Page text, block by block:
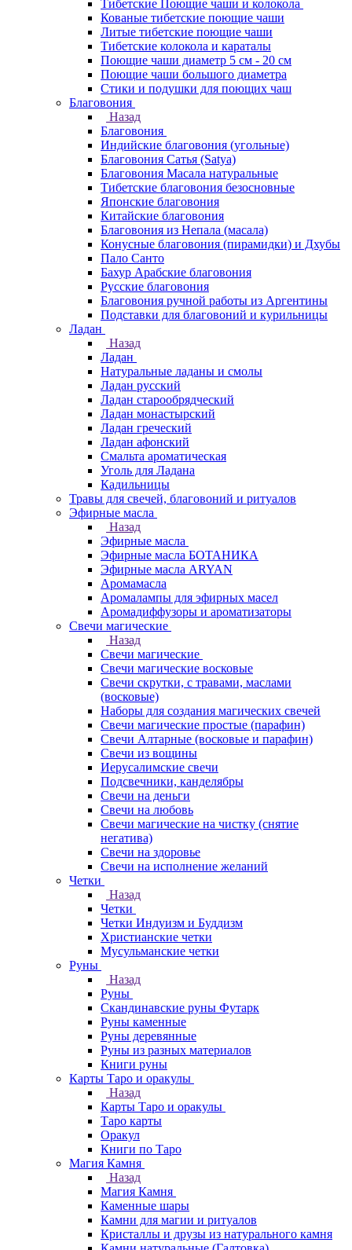
Тибетские Поющие чаши и колокола
Кованые тибетские поющие чаши
Литые тибетские поющие чаши
Тибетские колокола и караталы
Поющие чаши диаметр 5 см - 20 см
Поющие чаши большого диаметра
Стики и подушки для поющих чаш
Благовония
Назад
Благовония
Индийские благовония (угольные)
Благовония Сатья (Satya)
Благовония Масала натуральные
Тибетские благовония безосновные
Японские благовония
Китайские благовония
Благовония из Непала (масала)
Конусные благовония (пирамидки) и Дхубы
Пало Санто
Бахур Арабские благовония
Русские благовония
Благовония ручной работы из Аргентины
Подставки для благовоний и курильницы
Ладан
Назад
Ладан
Натуральные ладаны и смолы
Ладан русский
Ладан старообрядческий
Ладан монастырский
Ладан греческий
Ладан афонский
Смальта ароматическая
Уголь для Ладана
Кадильницы
Травы для свечей, благовоний и ритуалов
Эфирные масла
Назад
Эфирные масла
Эфирные масла БОТАНИКА
Эфирные масла ARYAN
Аромамасла
Аромалампы для эфирных масел
Аромадиффузоры и ароматизаторы
Свечи магические
Назад
Свечи магические
Свечи магические восковые
Свечи скрутки, с травами, маслами
(восковые)
Наборы для создания магических свечей
Свечи магические простые (парафин)
Свечи Алтарные (восковые и парафин)
Свечи из вощины
Иерусалимские свечи
Подсвечники, канделябры
Свечи на деньги
Свечи на любовь
Свечи магические на чистку (снятие
негатива)
Свечи на здоровье
Свечи на исполнение желаний
Четки
Назад
Четки
Четки Индуизм и Буддизм
Христианские четки
Мусульманские четки
Руны
Назад
Руны
Скандинавские руны Футарк
Руны каменные
Руны деревянные
Руны из разных материалов
Книги руны
Карты Таро и оракулы
Назад
Карты Таро и оракулы
Таро карты
Оракул
Книги по Таро
Магия Камня
Назад
Магия Камня
Каменные шары
Камни для магии и ритуалов
Кристаллы и друзы из натурального камня